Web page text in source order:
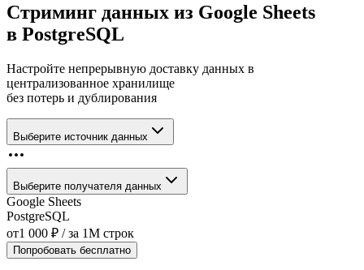
Стриминг данных из Google Sheets
в PostgreSQL
Настройте непрерывную доставку данных в
централизованное хранилище
без потерь и дублирования
Выберите источник данных
Выберите получателя данных
Google Sheets
PostgreSQL
от1 000 ₽ / за 1M строк
Попробовать бесплатно